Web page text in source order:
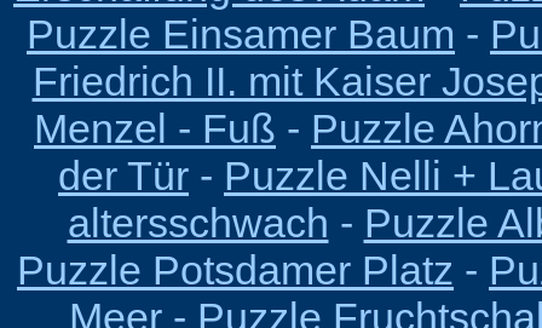
Puzzle Einsamer Baum -
Friedrich II. mit Kaiser
Menzel - Fuß - Puzzle
der Tür - Puzzle Nelli +
altersschwach - Puzzle
Puzzle Potsdamer Platz -
Meer - Puzzle